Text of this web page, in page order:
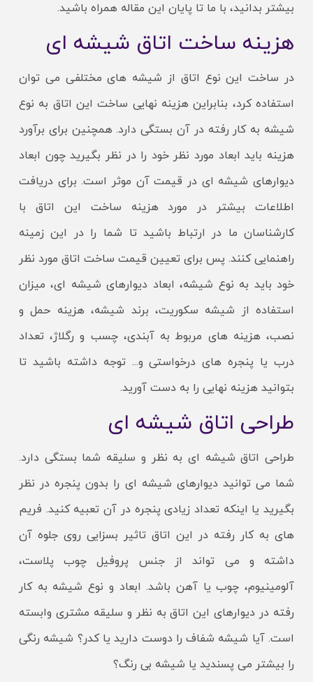
بیشتر بدانید، با ما تا پایان این مقاله همراه باشید.
هزینه ساخت اتاق شیشه ای
در ساخت این نوع اتاق از شیشه های مختلفی می توان
استفاده کرد، بنابراین هزینه نهایی ساخت این اتاق به نوع
شیشه به کار رفته در آن بستگی دارد. همچنین برای برآورد
هزینه باید ابعاد مورد نظر خود را در نظر بگیرید چون ابعاد
دیوارهای شیشه ای در قیمت آن موثر است. برای دریافت
اطلاعات بیشتر در مورد هزینه ساخت این اتاق با
کارشناسان ما در ارتباط باشید تا شما را در این زمینه
راهنمایی کنند. پس برای تعیین قیمت ساخت اتاق مورد نظر
خود باید به نوع شیشه، ابعاد دیوارهای شیشه ای، میزان
استفاده از شیشه سکوریت، برند شیشه، هزینه حمل و
نصب، هزینه های مربوط به آبندی، چسب و رگلاژ، تعداد
درب یا پنجره های درخواستی و... توجه داشته باشید تا
بتوانید هزینه نهایی را به دست آورید.
طراحی اتاق شیشه ای
طراحی اتاق شیشه ای به نظر و سلیقه شما بستگی دارد.
شما می توانید دیوارهای شیشه ای را بدون پنجره در نظر
بگیرید یا اینکه تعداد زیادی پنجره در آن تعبیه کنید. فریم
های به کار رفته در این اتاق تاثیر بسزایی روی جلوه آن
داشته و می تواند از جنس پروفیل چوب پلاست،
آلومینیوم، چوب یا آهن باشد. ابعاد و نوع شیشه به کار
رفته در دیوارهای این اتاق به نظر و سلیقه مشتری وابسته
است. آیا شیشه شفاف را دوست دارید یا کدر؟ شیشه رنگی
را بیشتر می پسندید یا شیشه بی رنگ؟